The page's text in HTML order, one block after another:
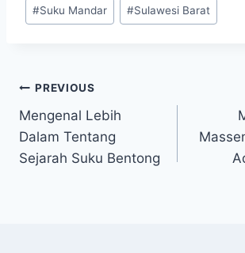
#Suku Mandar #Sulawesi Barat
Navigasi
pos
PREVIOUS
Mengenal Lebih
Dalam Tentang
Sejarah Suku Bentong